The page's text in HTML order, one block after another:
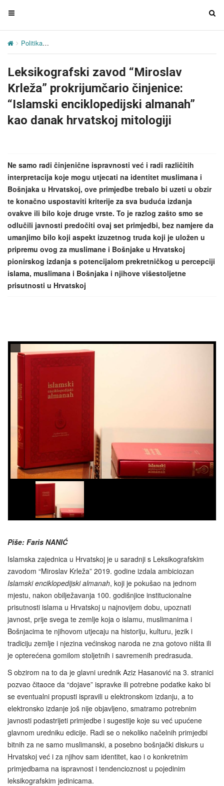
T
g
e
n
i
o
n
T
n
Politika
Leksikografski zavod “Miroslav
Krleža” prokrijumčario činjenice:
“Islamski enciklopedijski almanah”
kao danak hrvatskoj mitologiji
Ne samo radi činjenične ispravnosti već i radi različitih
interpretacija koje mogu utjecati na identitet muslimana i
Bošnjaka u Hrvatskoj, ove primjedbe trebalo bi uzeti u obzir
te konačno uspostaviti kriterije za sva buduća izdanja
ovakve ili bilo koje druge vrste. To je razlog zašto smo se
odlučili javnosti predočiti ovaj set primjedbi, bez namjere da
umanjimo bilo koji aspekt izuzetnog truda koji je uložen u
pripremu ovog za muslimane i Bošnjake u Hrvatskoj
pionirskog izdanja s potencijalom prekretničkog u percepciji
islama, muslimana i Bošnjaka i njihove višestoljetne
prisutnosti u Hrvatskoj
Piše: Faris NANIĆ
Islamska zajednica u Hrvatskoj je u saradnji s Leksikografskim
zavodom “Miroslav Krleža” 2019. godine izdala ambiciozan
Islamski enciklopedijski almanah, koji je pokušao na jednom
mjestu, nakon obilježavanja 100. godišnjice institucionalne
prisutnosti islama u Hrvatskoj u najnovijem dobu, upoznati
javnost, prije svega te zemlje koja o islamu, muslimanima i
Bošnjacima te njihovom utjecaju na historiju, kulturu, jezik i
tradiciju zemlje i njezina većinskog naroda ne zna gotovo ništa ili
je opterećena gomilom stoljetnih i savremenih predrasuda.
S obzirom na to da je glavni urednik Aziz Hasanović na 3. stranici
pozvao čitaoce da “dojave” ispravke ili potrebne podatke kako bi
se eventualni propusti ispravili u elektronskom izdanju, a to
elektronsko izdanje još nije objavljeno, smatramo potrebnim
javnosti podastrijeti primjedbe i sugestije koje su već upućene
glavnom uredniku edicije. Radi se o nekoliko načelnih primjedbi
bitnih za ne samo muslimanski, a posebno bošnjački diskurs u
Hrvatskoj već i za njihov sam identitet, kao i o konkretnim
primjedbama na ispravnost i tendencioznost u pojedinim
leksikografskim jedinicama.